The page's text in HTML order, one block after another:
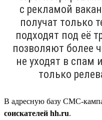
с рекламой
получат только
подходят под её
позволяют более
не уходят в спам
только
В адресную базу СМС-
соискателей hh.ru.